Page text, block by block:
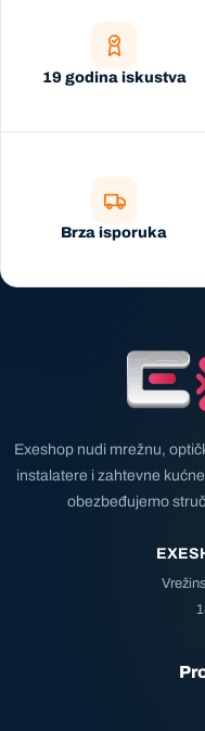
19 godina iskustva
Brza isporuka
Exeshop nudi mrežnu,
instalatere i zahtevne
obezbeđujemo